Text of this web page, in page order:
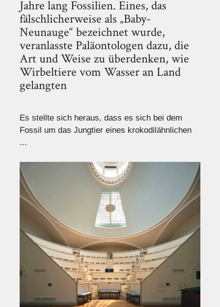
Jahre lang Fossilien. Eines, das
fälschlicherweise als „Baby-
Neunauge“ bezeichnet wurde,
veranlasste Paläontologen dazu, die
Art und Weise zu überdenken, wie
Wirbeltiere vom Wasser an Land
gelangten
Es stellte sich heraus, dass es sich bei dem
Fossil um das Jungtier eines krokodilähnlichen
...